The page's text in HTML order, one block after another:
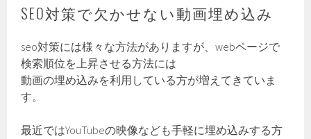
SEO対策で欠かせない動画埋め込み
seo対策には様々な方法がありますが、webページで
検索順位を上昇させる方法には
動画の埋め込みを利用している方が増えてきていま
す。
最近ではYouTubeの映像なども手軽に埋め込みする方